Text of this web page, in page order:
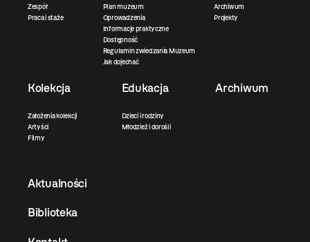
Zespół
Praca i staże
Plan muzeum
Oprowadzenia
Informacje praktyczne
Dostępność
Regulamin zwiedzania Muzeum
Jak dojechać
Archiwum
Projekty
Kolekcja
Założenia kolekcji
Artyści
Filmy
Edukacja
Dzieci i rodziny
Młodzież i dorośli
Archiwum
Aktualności
Biblioteka